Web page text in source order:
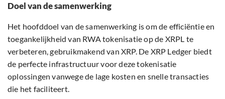
Doel van de samenwerking
Het hoofddoel van de samenwerking is om de efficiëntie en
toegankelijkheid van RWA tokenisatie op de XRPL te
verbeteren, gebruikmakend van XRP. De XRP Ledger biedt
de perfecte infrastructuur voor deze tokenisatie
oplossingen vanwege de lage kosten en snelle transacties
die het faciliteert.